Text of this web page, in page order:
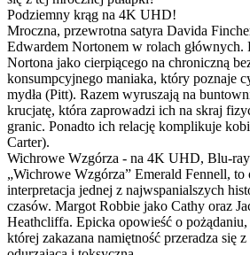
Podziemny krąg na 4K UHD!
Mroczna, przewrotna satyra Davida
Edwardem Nortonem w rolach głównych.
Nortona jako cierpiącego na chroniczną
konsumpcyjnego maniaka, który poznaje
mydła (Pitt). Razem wyruszają na
krucjatę, która zaprowadzi ich na skraj
granic. Ponadto ich relację komplikuje
Carter).
Wichrowe Wzgórza - na 4K UHD, Blu-
„Wichrowe Wzgórza” Emerald Fennell,
interpretacja jednej z najwspanialszych
czasów. Margot Robbie jako Cathy oraz
Heathcliffa. Epicka opowieść o
której zakazana namiętność przeradza się